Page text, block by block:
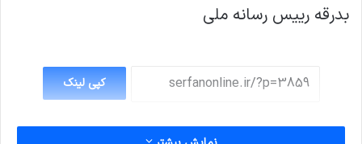
بدرقه رییس رسانه ملی
کپی لینک